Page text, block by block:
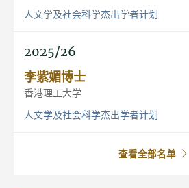
人文学及社会科学杰出学者计划
2025/26
李紫媚博士
香港理工大学
人文学及社会科学杰出学者计划
查看全部名单